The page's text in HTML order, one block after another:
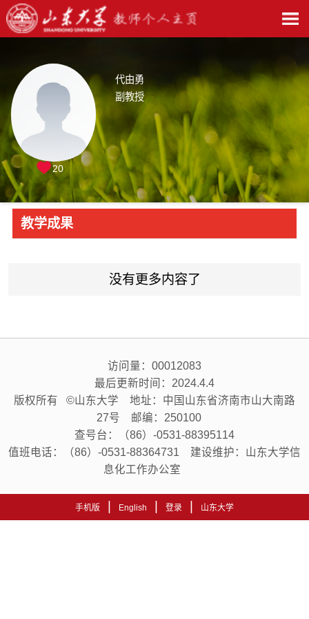
代由勇
副教授
20
教学成果
没有更多内容了
访问量： 00012083
最后更新时间： 2024.4.4
版权所有 ©山东大学 地址：中国山东省济南市山大南路
27号 邮编：250100
查号台：（86）-0531-88395114
值班电话：（86）-0531-88364731 建设维护：山东大学信
息化工作办公室
手机版 English 登录 山东大学